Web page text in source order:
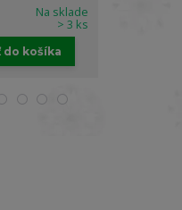
Na sklade
> 3 ks
do košíka